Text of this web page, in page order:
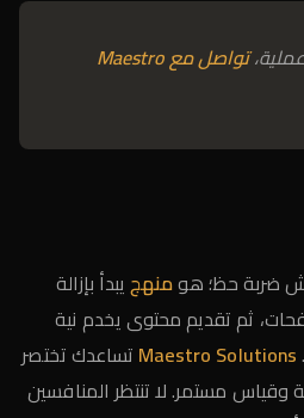
تواصل مع Maestro
ضربة حظ؛ هومنهجيبدأ بإزالة
ثم تقديم محتوى يخدم نية
Maestro Solutions تساعدك تختصر
وقياس مستمر. لا تنتظر المنافسين